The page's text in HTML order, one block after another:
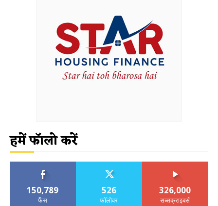
हमें फॉलो करें
150,789
फैंस
526
फॉलोवर
326,000
सब्सक्राइबर्स